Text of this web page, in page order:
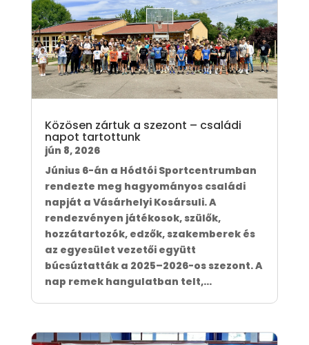
Közösen zártuk a szezont – családi
napot tartottunk
jún 8, 2026
Június 6-án a Hódtói Sportcentrumban
rendezte meg hagyományos családi
napját a Vásárhelyi Kosársuli. A
rendezvényen játékosok, szülők,
hozzátartozók, edzők, szakemberek és
az egyesület vezetői együtt
búcsúztatták a 2025–2026-os szezont. A
nap remek hangulatban telt,...